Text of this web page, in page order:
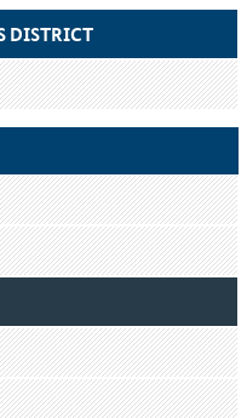
DISTRICT